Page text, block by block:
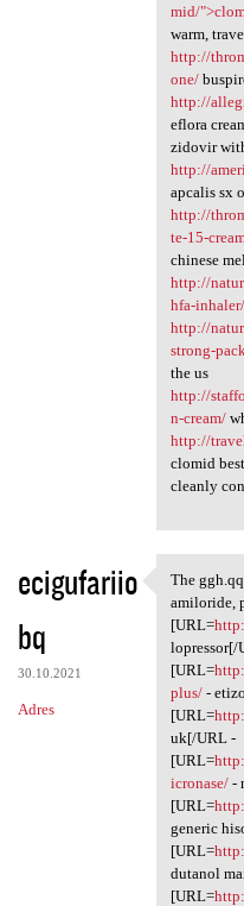
mid/
warm,
http://
one/
http://
eflora
zidovir
http://
apcalis sx
http://
te-15-
chinese
http://
hfa-inhaler/
http://
strong-
the us
http://
n-cream/
http://
clomid
cleanly
ecigufariio
bq
30.10.2021
Adres
The
The
amiloride,
[URL=
lopressor[/
[URL=
plus/-
[URL=
uk[/URL -
[URL=
icronase/-
[URL=
generic
[URL=
dutanol
[URL=